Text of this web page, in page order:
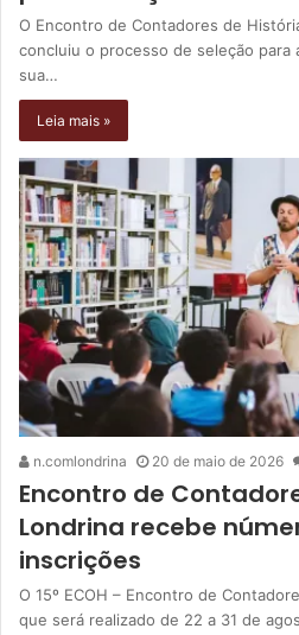
O Encontro de Contadores de
concluiu o processo de seleção para
sua…
Leia mais »
n.comlondrina 20 de maio de 2026
Encontro de
Londrina recebe
inscrições
O 15º ECOH – Encontro de
que será realizado de 22 a 31 de